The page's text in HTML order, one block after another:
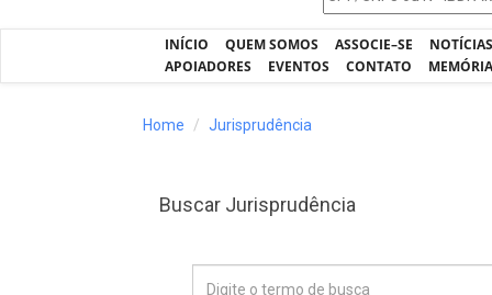
INÍCIO QUEM SOMOS ASSOCIE–SE
APOIADORES
EVENTOS CONTATO
Home Jurisprudência
Buscar Jurisprudência